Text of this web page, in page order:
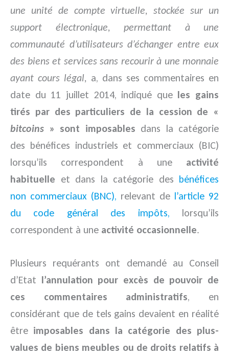
une unité de compte virtuelle, stockée sur un
support électronique, permettant à une
communauté d’utilisateurs d’échanger entre eux
des biens et services sans recourir à une monnaie
ayant cours légal, a, dans ses commentaires en
date du 11 juillet 2014, indiqué que les gains
tirés par des particuliers de la cession de «
bitcoins » sont imposables dans la catégorie
des bénéfices industriels et commerciaux (BIC)
lorsqu’ils correspondent à une activité
habituelle et dans la catégorie des bénéfices
non commerciaux (BNC), relevant de l’article 92
du code général des impôts, lorsqu’ils
correspondent à une activité occasionnelle.
Plusieurs requérants ont demandé au Conseil
d’Etat l’annulation pour excès de pouvoir de
ces commentaires administratifs, en
considérant que de tels gains devaient en réalité
être imposables dans la catégorie des plus-
values de biens meubles ou de droits relatifs à